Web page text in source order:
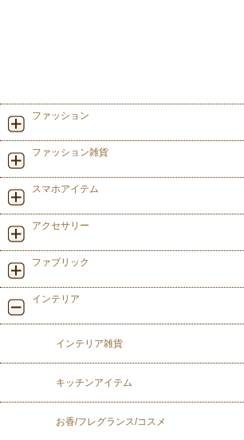
ファッション
ファッション雑貨
スマホアイテム
アクセサリー
ファブリック
インテリア
インテリア雑貨
キッチンアイテム
お香/フレグランス/コスメ